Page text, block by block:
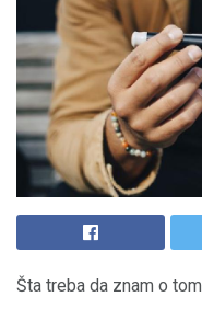
Šta treba da znam o